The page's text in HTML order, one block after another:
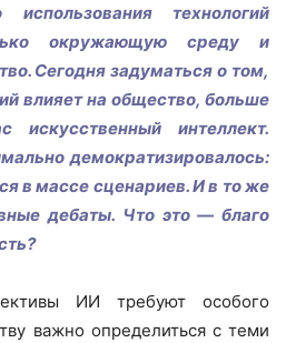
использования технологий
окружающую среду и
Сегодня задуматься о том,
влияет на общество, больше
искусственный интеллект.
демократизировалось:
в массе сценариев. И в то же
дебаты. Что это — благо
ИИ требуют особого
важно определиться с теми